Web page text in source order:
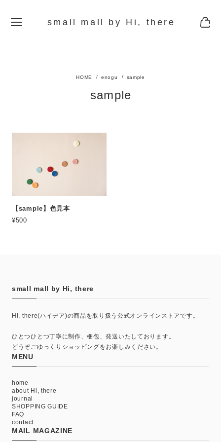
small mall by Hi, there
enogu sample
sample
【sample】色見本
¥500
small mall by Hi, there
Hi, there(ハイデア)の商品を取り扱う公式オンラインストアです。
ひとつひとつ丁寧に制作、梱包、発送いたしております。
どうぞごゆっくりショッピングをお楽しみください。
MENU
home
about Hi, there
journal
SHOPPING GUIDE
FAQ
contact
MAIL MAGAZINE